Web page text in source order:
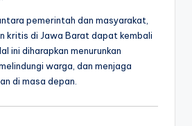
pemerintah dan masyarakat,
kritis di Jawa Barat dapat kembali
ini diharapkan menurunkan
warga, dan menjaga
di masa depan.